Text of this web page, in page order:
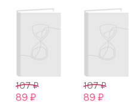
107 ₽
89 ₽
107 ₽
89 ₽